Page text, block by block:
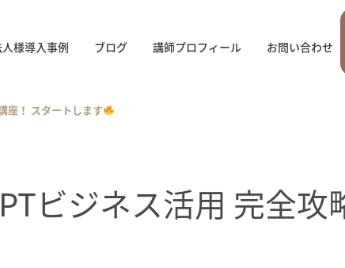
様導入事例 ブログ 講師プロフィール お問い合わせ
座！ スタートします
ビジネス活用 完全攻